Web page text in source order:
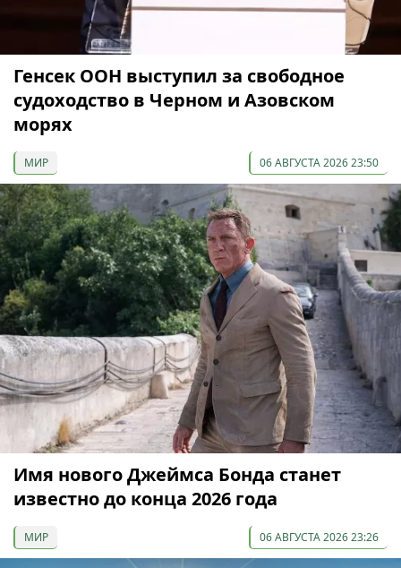
Генсек ООН выступил за свободное
судоходство в Черном и Азовском
морях
МИР 06 АВГУСТА 2026 23:50
Имя нового Джеймса Бонда станет
известно до конца 2026 года
МИР 06 АВГУСТА 2026 23:26